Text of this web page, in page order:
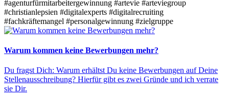
#agenturfürmitarbeitergewinnung #artevie #arteviegroup
#christianlepsien #digitalexperts #digitalrecruiting
#fachkräftemangel #personalgewinnung #zielgruppe
Warum kommen keine Bewerbungen mehr?
Du fragst Dich: Warum erhältst Du keine Bewerbungen auf Deine
Stellenausschreibung? Hierfür gibt es zwei Gründe und ich verrate
sie Dir.